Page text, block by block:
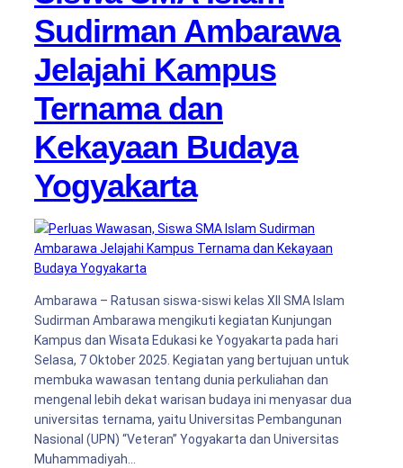
Sudirman Ambarawa
Jelajahi Kampus
Ternama dan
Kekayaan Budaya
Yogyakarta
Ambarawa – Ratusan siswa-siswi kelas XII SMA Islam
Sudirman Ambarawa mengikuti kegiatan Kunjungan
Kampus dan Wisata Edukasi ke Yogyakarta pada hari
Selasa, 7 Oktober 2025. Kegiatan yang bertujuan untuk
membuka wawasan tentang dunia perkuliahan dan
mengenal lebih dekat warisan budaya ini menyasar dua
universitas ternama, yaitu Universitas Pembangunan
Nasional (UPN) “Veteran” Yogyakarta dan Universitas
Muhammadiyah…